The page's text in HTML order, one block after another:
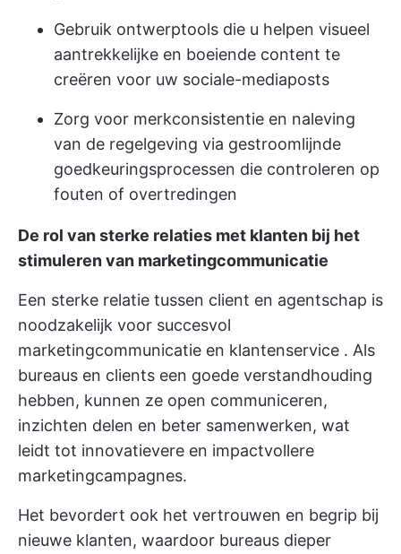
Gebruik ontwerptools die u helpen visueel
aantrekkelijke en boeiende content te
creëren voor uw sociale-mediaposts
Zorg voor merkconsistentie en naleving
van de regelgeving via gestroomlijnde
goedkeuringsprocessen die controleren op
fouten of overtredingen
De rol van sterke relaties met klanten bij het
stimuleren van marketingcommunicatie
Een sterke relatie tussen client en agentschap is
noodzakelijk voor succesvol
marketingcommunicatie en klantenservice . Als
bureaus en clients een goede verstandhouding
hebben, kunnen ze open communiceren,
inzichten delen en beter samenwerken, wat
leidt tot innovatievere en impactvollere
marketingcampagnes.
Het bevordert ook het vertrouwen en begrip bij
nieuwe klanten, waardoor bureaus dieper